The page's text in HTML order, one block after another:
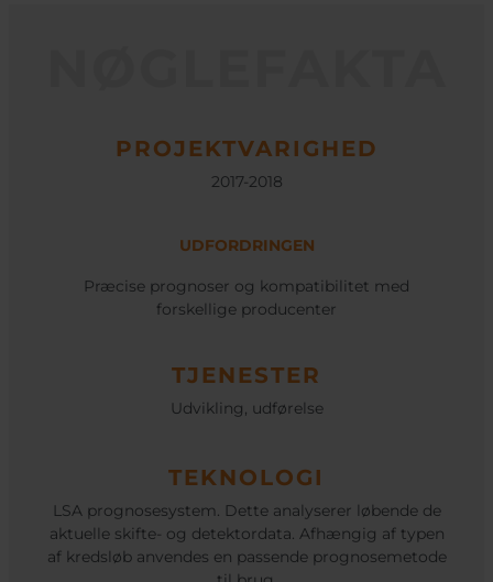
PROJEKTVARIGHED
2017-2018
UDFORDRINGEN
Præcise prognoser og kompatibilitet med
forskellige producenter
TJENESTER
Udvikling, udførelse
TEKNOLOGI
LSA prognosesystem. Dette analyserer løbende de
aktuelle skifte- og detektordata. Afhængig af typen
af kredsløb anvendes en passende prognosemetode